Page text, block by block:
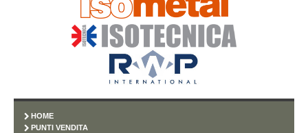
HOME
PUNTI VENDITA